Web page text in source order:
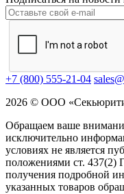
+7 (800) 555-21-04
2026 © ООО
Обращаем ваше
исключительно
условиях не является
положениями ст. 437(2)
получения подробной
указанных товаров